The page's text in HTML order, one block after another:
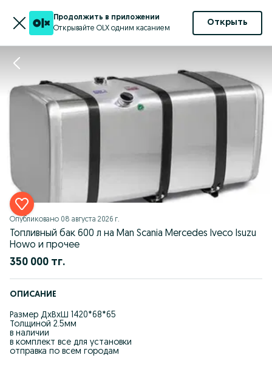
Продолжить в приложении
Открывайте OLX одним касанием
Открыть
Опубликовано 08 августа 2026 г.
Топливный бак 600 л на Man Scania Mercedes Iveco Isuzu
Howo и прочее
350 000 тг.
ОПИСАНИЕ
Размер ДxВxШ 1420*68*65
Толщиной 2.5мм
в наличии
в комплект все для установки
отправка по всем городам